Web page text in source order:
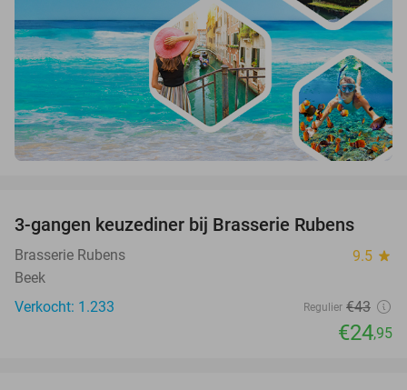
42%
3-gangen keuzediner bij Brasserie Rubens
Brasserie Rubens 9.5 star
Beek
Verkocht: 1.233
Regulier €43
€24,95